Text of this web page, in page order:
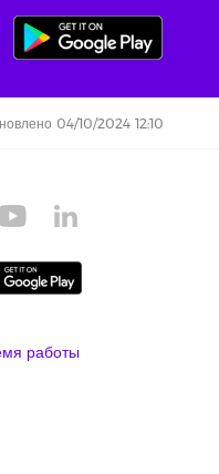
04/10/2024 12:10
работы